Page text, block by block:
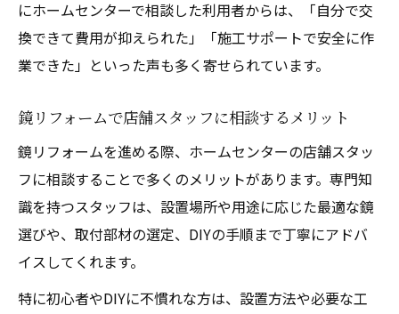
にホームセンターで相談した利用者からは、「自分で交
換できて費用が抑えられた」「施工サポートで安全に作
業できた」といった声も多く寄せられています。
鏡リフォームで店舗スタッフに相談するメリット
鏡リフォームを進める際、ホームセンターの店舗スタッ
フに相談することで多くのメリットがあります。専門知
識を持つスタッフは、設置場所や用途に応じた最適な鏡
選びや、取付部材の選定、DIYの手順まで丁寧にアドバ
イスしてくれます。
特に初心者やDIYに不慣れな方は、設置方法や必要な工